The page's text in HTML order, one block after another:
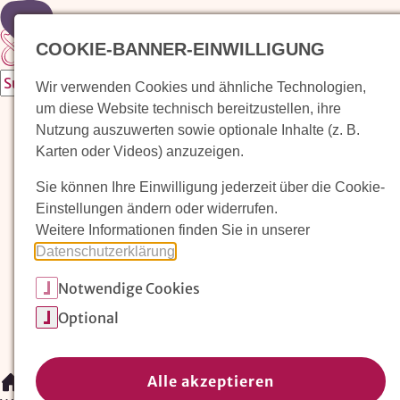
Zur Startseite
Waldorfkindergarten finden
Pädagogischer Ansatz
Arbeit im Waldorfkindergarten
Unser Verein
Magazin: Erziehungskunst frühe Kindheit
Waldorfkindergarten finden/
COOKIE-BANNER-EINWILLIGUNG
Wir verwenden Cookies und ähnliche Technologien,
um diese Website technisch bereitzustellen, ihre
Nutzung auszuwerten sowie optionale Inhalte (z. B.
Karten oder Videos) anzuzeigen.
Sie können Ihre Einwilligung jederzeit über die Cookie-
Einstellungen ändern oder widerrufen.
Weitere Informationen finden Sie in unserer
Datenschutzerklärung
Notwendige Cookies
Optional
Alle akzeptieren